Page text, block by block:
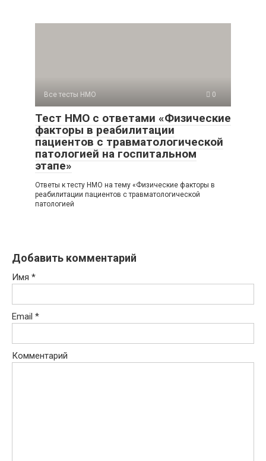
Все тесты НМО 0
Тест НМО с ответами «Физические
факторы в реабилитации
пациентов с травматологической
патологией на госпитальном
этапе»
Ответы к тесту НМО на тему «Физические факторы в
реабилитации пациентов с травматологической
патологией
Добавить комментарий
Имя *
Email *
Комментарий